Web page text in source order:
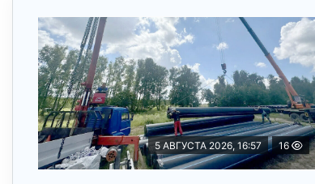
5 АВГУСТА 2026, 16:57 16